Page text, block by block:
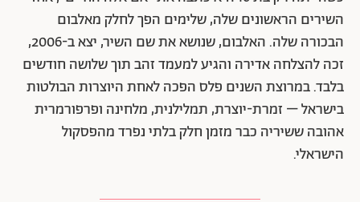
השירים הראשונים שלה, שלימים הפך לחלק מאלבום
הבכורה שלה. האלבום, שנושא את שם השיר, יצא ב-2006,
זכה להצלחה אדירה והגיע למעמד זהב תוך שלושה חודשים
בלבד. במרוצת השנים פלס הפכה לאחת היוצרות הבולטות
בישראל – זמרת-יוצרת, תמלילנית, מלחינה ופרפורמרית
אהובה ששיריה כבר מזמן חלק בלתי נפרד מהפסקול
הישראלי.